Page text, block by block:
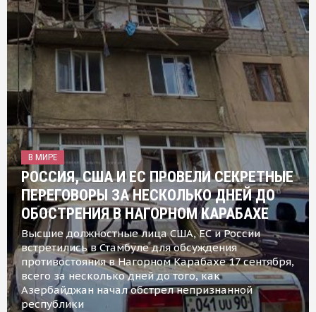
В МИРЕ
РОССИЯ, США И ЕС ПРОВЕЛИ СЕКРЕТНЫЕ
ПЕРЕГОВОРЫ ЗА НЕСКОЛЬКО ДНЕЙ ДО
ОБОСТРЕНИЯ В НАГОРНОМ КАРАБАХЕ
Высшие должностные лица США, ЕС и России
встретились в Стамбуле для обсуждения
противостояния в Нагорном Карабахе 17 сентября,
всего за несколько дней до того, как
Азербайджан начал обстрел непризнанной
республики